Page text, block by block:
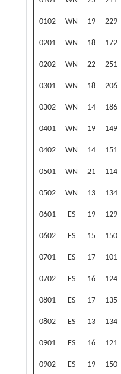
0102 WN 19 229
0201 WN 18 172
0202 WN 22 251
0301 WN 18 206
0302 WN 14 186
0401 WN 19 149
0402 WN 14 151
0501 WN 21 114
0502 WN 13 134
0601 ES 19 129
0602 ES 15 150
0701 ES 17 101
0702 ES 16 124
0801 ES 17 135
0802 ES 13 134
0901 ES 16 121
0902 ES 19 150